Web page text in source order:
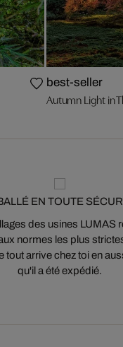
best-seller
Autumn Light in
EN TOUTE
des usines LUMAS
normes les plus
tout arrive chez toi en
qu'il a été expédié.